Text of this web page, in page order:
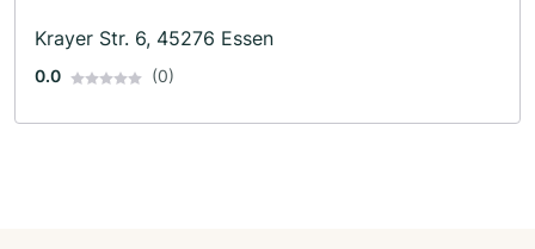
Krayer Str. 6, 45276 Essen
0.0 (0)